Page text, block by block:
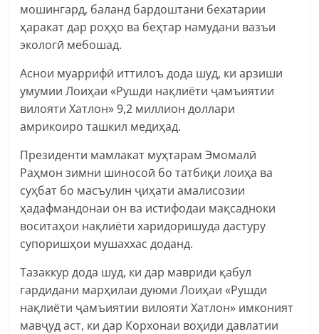
мошингард, баланд бардоштани бехатарии
ҳаракат дар роҳҳо ва беҳтар намудани вазъи
экологӣ мебошад.
Аснои муаррифӣ иттилоъ дода шуд, ки арзиши
умумии Лоиҳаи «Рушди нақлиёти ҷамъиятии
вилояти Хатлон» 9,2 миллион доллари
амрикоиро ташкил медиҳад.
Президенти мамлакат муҳтарам Эмомалӣ
Раҳмон зимни шиносоӣ бо татбиқи лоиҳа ва
суҳбат бо масъулин ҷиҳати амалисозии
ҳадафмандонаи он ва истифодаи мақсадноки
воситаҳои нақлиёти харидоришуда дастуру
супоришҳои мушаххас доданд.
Тазаккур дода шуд, ки дар мавриди қабул
гардидани марҳилаи дуюми Лоиҳаи «Рушди
нақлиёти ҷамъиятии вилояти Хатлон» имконият
мавҷуд аст, ки дар Корхонаи воҳиди давлатии